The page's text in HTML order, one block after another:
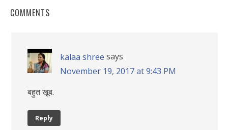
COMMENTS
kalaa shree says
November 19, 2017 at 9:43 PM
बहुत खूब.
Reply